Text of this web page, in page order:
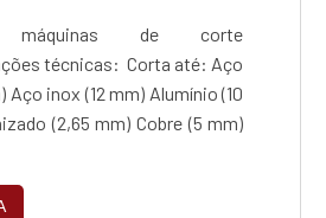
de corte
técnicas: Corta até: Aço
‍Aço inox (12 mm)‍ ‍Alumínio (10
(2,65 mm)‍ ‍Cobre (5 mm)